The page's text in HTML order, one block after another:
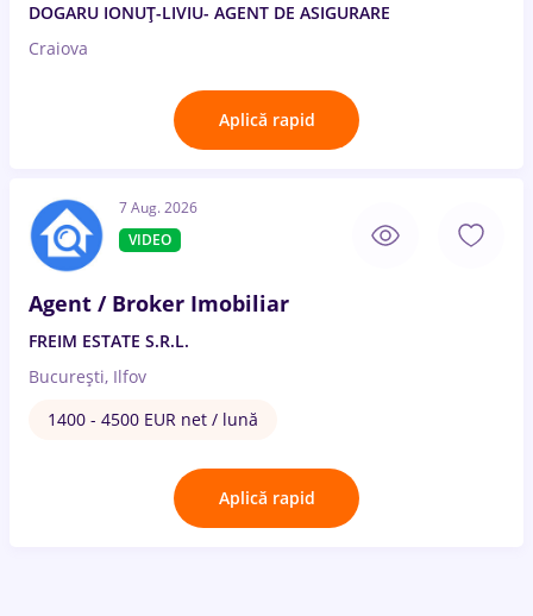
DOGARU IONUȚ-LIVIU- AGENT DE ASIGURARE
Craiova
Aplică rapid
7 Aug. 2026
VIDEO
Agent / Broker Imobiliar
FREIM ESTATE S.R.L.
București, Ilfov
1400 - 4500 EUR net / lună
Aplică rapid